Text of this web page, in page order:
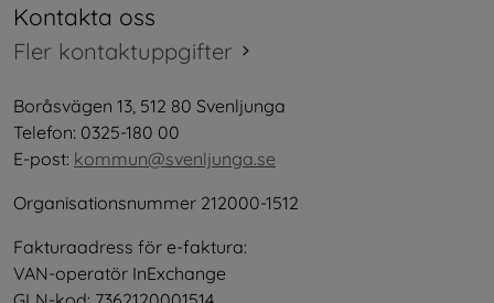
Kontakta oss
Fler kontaktuppgifter
Boråsvägen 13, 512 80 Svenljunga
Telefon: 0325-180 00
E-post: kommun@svenljunga.se
Organisationsnummer 212000-1512
Fakturaadress för e-faktura:
VAN-operatör InExchange